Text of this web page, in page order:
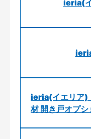
ieria(
ieria(イエリア)
材 開き戸オプシ